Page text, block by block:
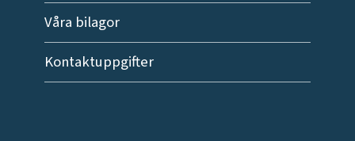
Våra bilagor
Kontaktuppgifter